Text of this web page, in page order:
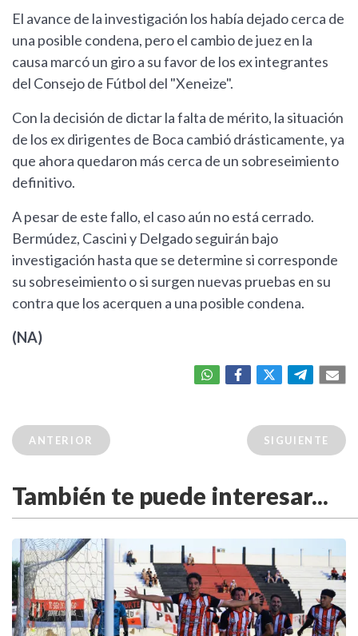
El avance de la investigación los había dejado cerca de
una posible condena, pero el cambio de juez en la
causa marcó un giro a su favor de los ex integrantes
del Consejo de Fútbol del "Xeneize".
Con la decisión de dictar la falta de mérito, la situación
de los ex dirigentes de Boca cambió drásticamente, ya
que ahora quedaron más cerca de un sobreseimiento
definitivo.
A pesar de este fallo, el caso aún no está cerrado.
Bermúdez, Cascini y Delgado seguirán bajo
investigación hasta que se determine si corresponde
su sobreseimiento o si surgen nuevas pruebas en su
contra que los acerquen a una posible condena.
(NA)
ANTERIOR SIGUIENTE
También te puede interesar...